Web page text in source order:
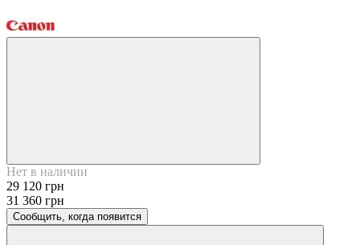
Нет в наличии
29 120 грн
31 360 грн
Сообщить, когда появится